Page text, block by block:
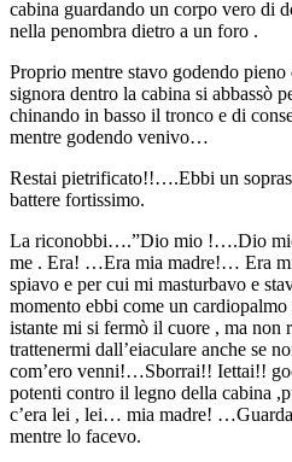
cabina guardando un corpo vero di
nella penombra dietro a un foro .
Proprio mentre stavo godendo
signora dentro la cabina si abbassò
chinando in basso il tronco e di
mentre godendo venivo…
Restai pietrificato!!….Ebbi un
battere fortissimo.
La riconobbi….”Dio mio !….Dio
me . Era! …Era mia madre!… Era
spiavo e per cui mi masturbavo e
momento ebbi come un
istante mi si fermò il cuore , ma non
trattenermi dall’eiaculare anche se
com’ero venni!…Sborrai!! Iettai!!
potenti contro il legno della cabina
c’era lei , lei… mia madre!
mentre lo facevo.